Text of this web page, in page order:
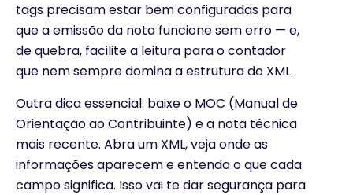
tags precisam estar bem configuradas para
que a emissão da nota funcione sem erro — e,
de quebra, facilite a leitura para o contador
que nem sempre domina a estrutura do XML.
Outra dica essencial: baixe o MOC (Manual de
Orientação ao Contribuinte) e a nota técnica
mais recente. Abra um XML, veja onde as
informações aparecem e entenda o que cada
campo significa. Isso vai te dar segurança para